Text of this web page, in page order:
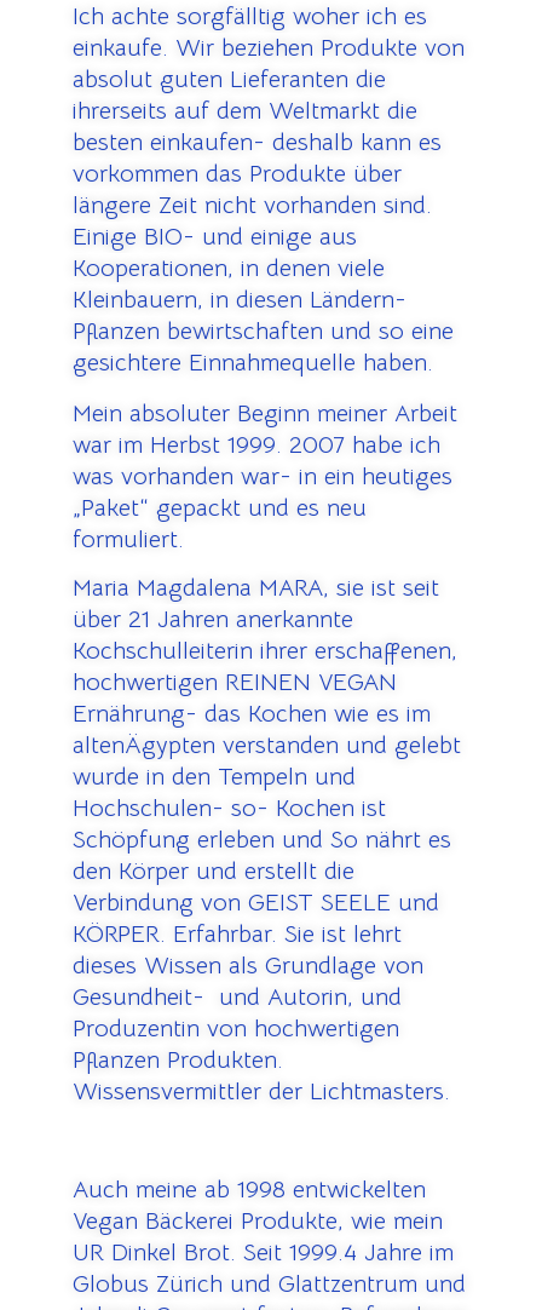
Ich achte sorgfälltig woher ich es
einkaufe. Wir beziehen Produkte von
absolut guten Lieferanten die
ihrerseits auf dem Weltmarkt die
besten einkaufen- deshalb kann es
vorkommen das Produkte über
längere Zeit nicht vorhanden sind.
Einige BIO- und einige aus
Kooperationen, in denen viele
Kleinbauern, in diesen Ländern-
Pflanzen bewirtschaften und so eine
gesichtere Einnahmequelle haben.
Mein absoluter Beginn meiner Arbeit
war im Herbst 1999. 2007 habe ich
was vorhanden war- in ein heutiges
„Paket“ gepackt und es neu
formuliert.
Maria Magdalena MARA, sie ist seit
über 21 Jahren anerkannte
Kochschulleiterin ihrer erschaffenen,
hochwertigen REINEN VEGAN
Ernährung- das Kochen wie es im
altenÄgypten verstanden und gelebt
wurde in den Tempeln und
Hochschulen- so- Kochen ist
Schöpfung erleben und So nährt es
den Körper und erstellt die
Verbindung von GEIST SEELE und
KÖRPER. Erfahrbar. Sie ist lehrt
dieses Wissen als Grundlage von
Gesundheit- und Autorin, und
Produzentin von hochwertigen
Pflanzen Produkten.
Wissensvermittler der Lichtmasters.
Auch meine ab 1998 entwickelten
Vegan Bäckerei Produkte, wie mein
UR Dinkel Brot. Seit 1999.4 Jahre im
Globus Zürich und Glattzentrum und